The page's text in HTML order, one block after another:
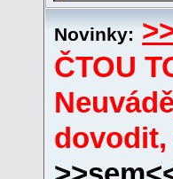
Novinky:
ČTOU
dovodit,